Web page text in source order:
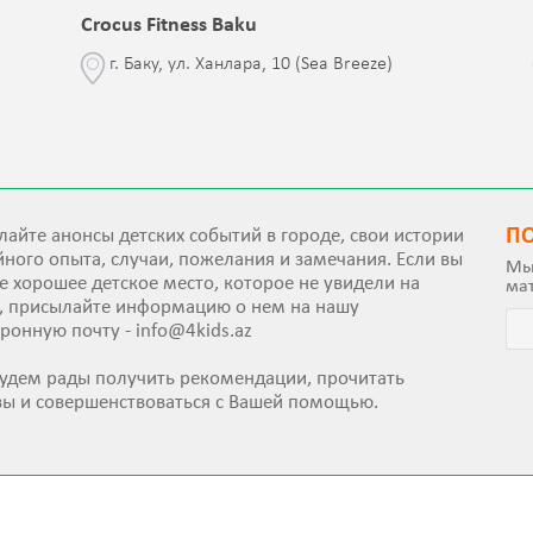
Crocus Fitness Baku
г. Баку, ул. Ханлара, 10 (Sea Breeze)
анонсы детских событий в городе, свои истории
опыта, случаи, пожелания и замечания. Если вы
хорошее детское место, которое не увидели на
присылайте информацию о нем на нашу
почту - info@4kids.az
рады получить рекомендации, прочитать
и совершенствоваться с Вашей помощью.
Мы